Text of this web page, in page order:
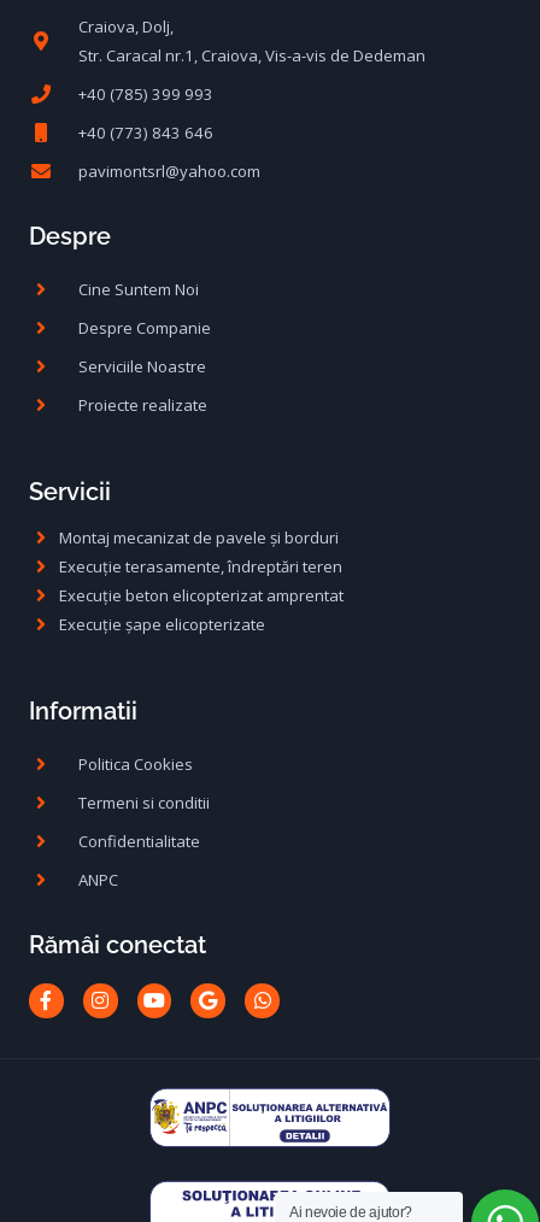
Craiova, Dolj,
Str. Caracal nr.1, Craiova, Vis-a-vis de Dedeman
+40 (785) 399 993
+40 (773) 843 646
pavimontsrl@yahoo.com
Despre
Cine Suntem Noi
Despre Companie
Serviciile Noastre
Proiecte realizate
Servicii
Montaj mecanizat de pavele și borduri
Execuție terasamente, îndreptări teren
Execuție beton elicopterizat amprentat
Execuție șape elicopterizate
Informatii
Politica Cookies
Termeni si conditii
Confidentialitate
ANPC
Rămâi conectat
Facebook-
f
Instagram
YoutubeGoogleWhatsapp
Ai nevoie de ajutor?